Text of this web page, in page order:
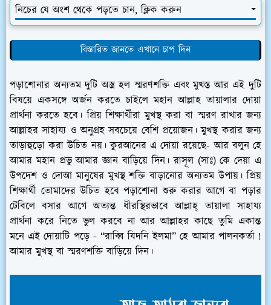
নিচের যে অংশ থেকে পড়তে চান, ক্লিক করুন
বিস্তারিত জানতে এখানে চাপ দিন
পড়াশোনার অন্যতম দুটি অস্ত্র হল স্মরণশক্তি এবং মুখস্ত আর এই দুটি
বিষয়ে একসঙ্গে অর্জন করতে চাইলে মহান আল্লাহ তায়ালার দোয়া
প্রার্থনা করতে হবে। প্রিয় শিক্ষার্থীরা মুখস্থ করা বা স্মরণ রাখার জন্য
আল্লাহর সাহায্য ও অনুগ্রহ সবচেয়ে বেশি প্রয়োজন। মুখস্থ করার জন্য
তাড়াহুড়ো করা উচিত নয়। কুরআনের এ দোয়া রয়েছে- আর বলুন হে
আমার মহান প্রভু আমার জ্ঞান বাড়িয়ে দিন। রাসূল (সাঃ) কে দেয়া এ
উপদেশ ও দোআ মানুষের মুখস্থ শক্তি বাড়ানোর অন্যতম উপায়। প্রিয়
শিক্ষার্থী তোমাদের উচিত হবে পড়াশোনা শুরু করার আগে বা পড়ার
টেবিলে বসার আগে অত্যন্ত ধীরস্থিরভাবে আল্লাহ্ তায়ালা সাহায্য
প্রার্থনা করে নিতে ভুল করবে না আর আল্লাহর কাছে তুমি একান্ত
মনে এই দোয়াটি পড়ে - “রাব্বি যিদনি ইলমা” হে আমার পালনকর্তা !
আমার মুখস্থ বা স্মরণশক্তি বাড়িয়ে দিন।